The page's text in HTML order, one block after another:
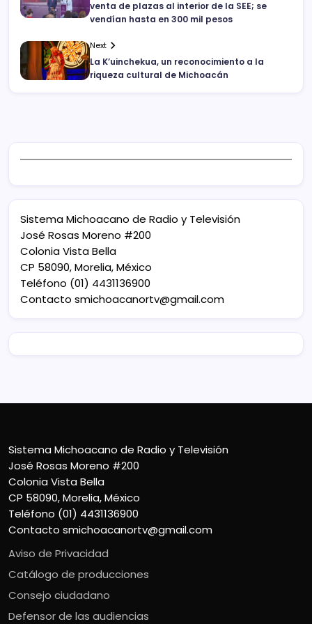
venta de plazas al interior de la SEE; se
vendían hasta en 300 mil pesos
Next
La K’uinchekua, un reconocimiento a la
riqueza cultural de Michoacán
Sistema Michoacano de Radio y Televisión
José Rosas Moreno #200
Colonia Vista Bella
CP 58090, Morelia, México
Teléfono (01) 4431136900
Contacto smichoacanortv@gmail.com
Sistema Michoacano de Radio y Televisión
José Rosas Moreno #200
Colonia Vista Bella
CP 58090, Morelia, México
Teléfono (01) 4431136900
Contacto smichoacanortv@gmail.com
Aviso de Privacidad
Catálogo de producciones
Consejo ciudadano
Defensor de las audiencias